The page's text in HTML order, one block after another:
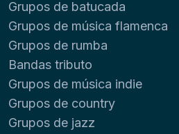
Grupos de batucada
Grupos de música flamenca
Grupos de rumba
Bandas tributo
Grupos de música indie
Grupos de country
Grupos de jazz